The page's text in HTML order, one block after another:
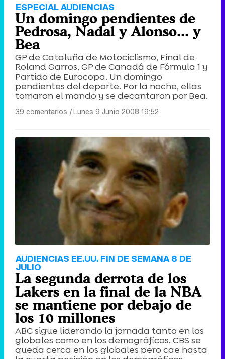
ESPECIAL AUDIENCIAS
Un domingo pendientes de
Pedrosa, Nadal y Alonso... y
Bea
GP de Cataluña de Motociclismo, Final de
Roland Garros, GP de Canadá de Fórmula 1 y
Partido de Eurocopa. Un domingo
pendientes del deporte. Por la noche, ellas
tomaron el mando y se decantaron por Bea.
39 comentarios |Lunes 9 Junio 2008 19:52
AUDIENCIAS EE.UU. FIN DE SEMANA 8 DE
JULIO
La segunda derrota de los
Lakers en la final de la NBA
se mantiene por debajo de
los 10 millones
ABC sigue liderando la jornada tanto en los
globales como en los demográficos. CBS se
queda cerca en los globales pero cae hasta